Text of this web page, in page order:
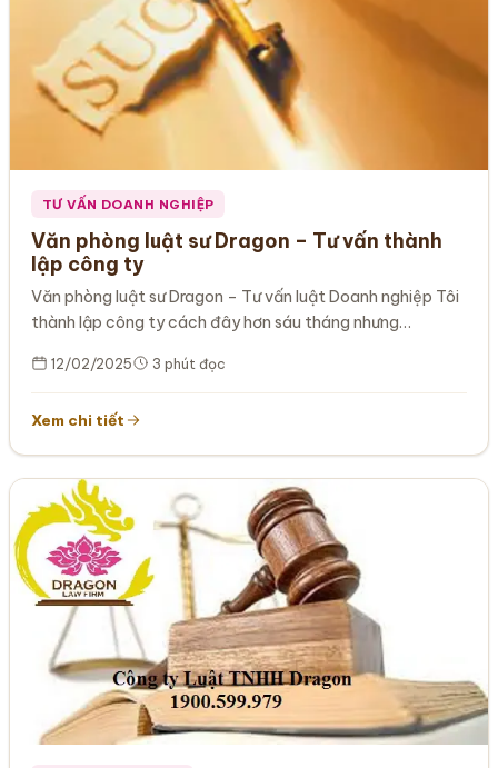
TƯ VẤN DOANH NGHIỆP
Văn phòng luật sư Dragon – Tư vấn thành
lập công ty
Văn phòng luật sư Dragon – Tư vấn luật Doanh nghiệp Tôi
thành lập công ty cách đây hơn sáu tháng nhưng…
12/02/2025 3 phút đọc
Xem chi tiết